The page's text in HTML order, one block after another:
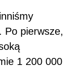
Po pierwsze,
1 200 000